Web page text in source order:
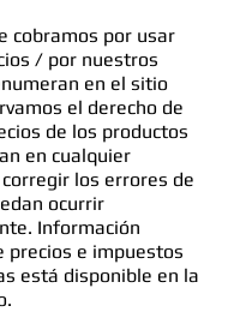
cobramos por usar
/ por nuestros
en el sitio
el derecho de
de los productos
en cualquier
los errores de
ocurrir
Información
precios e impuestos
está disponible en la